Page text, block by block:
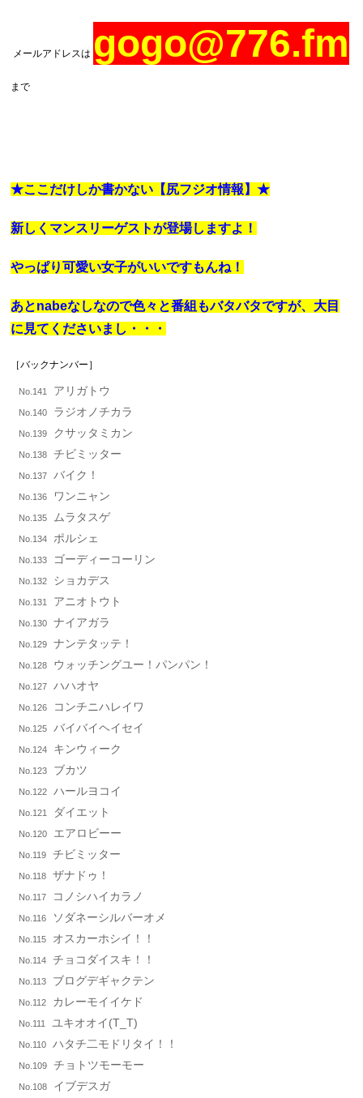
メールアドレスは gogo@776.fm
まで
★ここだけしか書かない【尻フジオ情報】★
新しくマンスリーゲストが登場しますよ！
やっぱり可愛い女子がいいですもんね！
あとnabeなしなので色々と番組もバタバタですが、大目
に見てくださいまし・・・
［バックナンバー］
No.141 アリガトウ
No.140 ラジオノチカラ
No.139 クサッタミカン
No.138 チビミッター
No.137 バイク！
No.136 ワンニャン
No.135 ムラタスゲ
No.134 ポルシェ
No.133 ゴーディーコーリン
No.132 ショカデス
No.131 アニオトウト
No.130 ナイアガラ
No.129 ナンテタッテ！
No.128 ウォッチングユー！パンパン！
No.127 ハハオヤ
No.126 コンチニハレイワ
No.125 バイバイヘイセイ
No.124 キンウィーク
No.123 ブカツ
No.122 ハールヨコイ
No.121 ダイエット
No.120 エアロビーー
No.119 チビミッター
No.118 ザナドゥ！
No.117 コノシハイカラノ
No.116 ソダネーシルバーオメ
No.115 オスカーホシイ！！
No.114 チョコダイスキ！！
No.113 ブログデギャクテン
No.112 カレーモイイケド
No.111 ユキオオイ(T_T)
No.110 ハタチ二モドリタイ！！
No.109 チョトツモーモー
No.108 イブデスガ